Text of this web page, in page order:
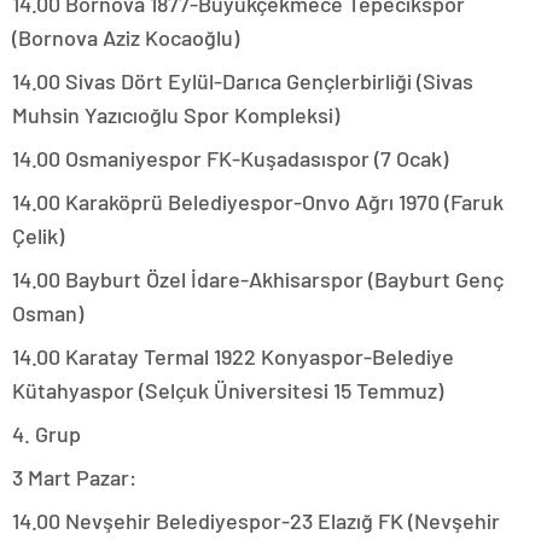
(Bornova Aziz Kocaoğlu)
14.00 Sivas Dört Eylül-Darıca Gençlerbirliği (Sivas
Muhsin Yazıcıoğlu Spor Kompleksi)
14.00 Osmaniyespor FK-Kuşadasıspor (7 Ocak)
14.00 Karaköprü Belediyespor-Onvo Ağrı 1970 (Faruk
Çelik)
14.00 Bayburt Özel İdare-Akhisarspor (Bayburt Genç
Osman)
14.00 Karatay Termal 1922 Konyaspor-Belediye
Kütahyaspor (Selçuk Üniversitesi 15 Temmuz)
4. Grup
3 Mart Pazar:
14.00 Nevşehir Belediyespor-23 Elazığ FK (Nevşehir